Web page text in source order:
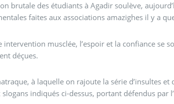
brutale des étudiants à Agadir soulève,
faites aux associations amazighes il y a
intervention musclée, l’espoir et la confiance se
déçues.
à laquelle on rajoute la série d’insultes
indiqués ci-dessus, portant défendus par